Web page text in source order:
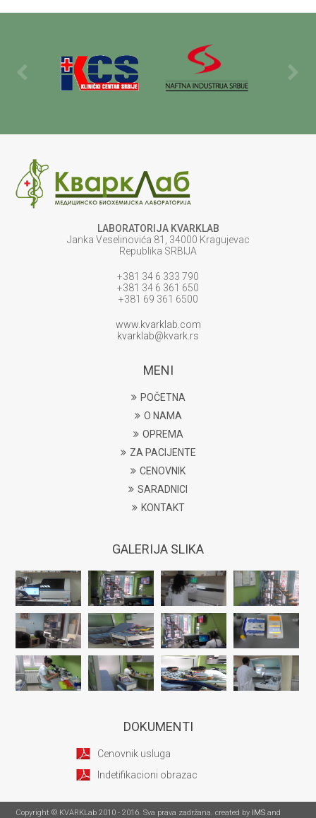
LABORATORIJA KVARKLAB
Janka Veselinovića 81, 34000 Kragujevac
Republika SRBIJA
+381 34 6 333 790
+381 34 6 361 650
+381 69 361 6500
www.kvarklab.com
kvarklab@kvark.rs
MENI
POČETNA
O NAMA
OPREMA
ZA PACIJENTE
CENOVNIK
SARADNICI
KONTAKT
GALERIJA SLIKA
DOKUMENTI
Cenovnik usluga
Indetifikacioni obrazac
Copyright © KVARKLab 2010 - 2016. Sva prava zadržana. created by IMS and